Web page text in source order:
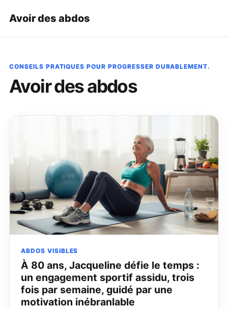
Avoir des abdos
CONSEILS PRATIQUES POUR PROGRESSER DURABLEMENT.
Avoir des abdos
ABDOS VISIBLES
À 80 ans, Jacqueline défie le temps :
un engagement sportif assidu, trois
fois par semaine, guidé par une
motivation inébranlable